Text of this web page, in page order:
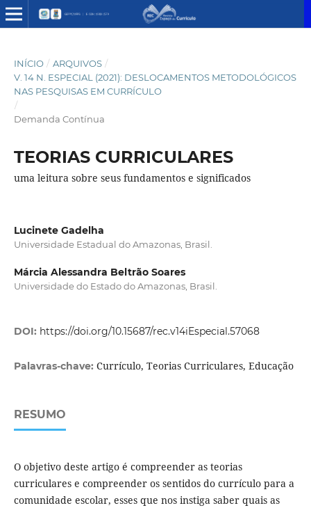
INÍCIO / ARQUIVOS /
V. 14 N. ESPECIAL (2021): DESLOCAMENTOS METODOLÓGICOS
NAS PESQUISAS EM CURRÍCULO
/
Demanda Contínua
TEORIAS CURRICULARES
uma leitura sobre seus fundamentos e significados
Lucinete Gadelha
Universidade Estadual do Amazonas, Brasil.
Márcia Alessandra Beltrão Soares
Universidade do Estado do Amazonas, Brasil.
DOI: https://doi.org/10.15687/rec.v14iEspecial.57068
Palavras-chave: Currículo, Teorias Curriculares, Educação
RESUMO
O objetivo deste artigo é compreender as teorias
curriculares e compreender os sentidos do currículo para a
comunidade escolar, esses que nos instiga saber quais as